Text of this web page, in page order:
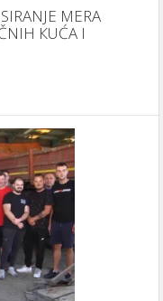
MERA
КUĆA I